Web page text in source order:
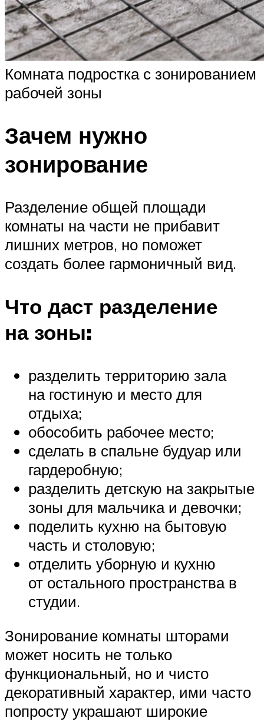
Комната подростка с зонированием
рабочей зоны
Зачем нужно
зонирование
Разделение общей площади
комнаты на части не прибавит
лишних метров, но поможет
создать более гармоничный вид.
Что даст разделение
на зоны:
разделить территорию зала
на гостиную и место для
отдыха;
обособить рабочее место;
сделать в спальне будуар или
гардеробную;
разделить детскую на закрытые
зоны для мальчика и девочки;
поделить кухню на бытовую
часть и столовую;
отделить уборную и кухню
от остального пространства в
студии.
Зонирование комнаты шторами
может носить не только
функциональный, но и чисто
декоративный характер, ими часто
попросту украшают широкие